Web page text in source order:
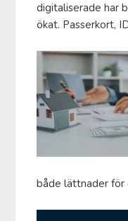
digitaliserade har
ökat. Passerkort,
både lättnader för